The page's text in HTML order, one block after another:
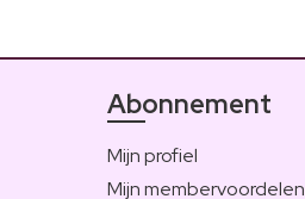
Abonnement
Mijn profiel
Mijn membervoordelen